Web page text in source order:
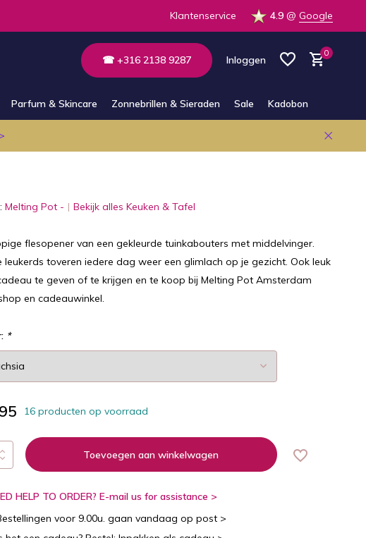
Klantenservice 4.9 @ Google
☎ +316 2138 9287 Inloggen
0
Parfum & Skincare Zonnebrillen & Sieraden Sale Kadobon
Melting Pot - Bekijk alles Keuken & Tafel
flesopener van een gekleurde tuinkabouters met middelvinger.
leukerds toveren iedere dag weer een glimlach op je gezicht. Ook leuk
te geven of te krijgen en te koop bij Melting Pot Amsterdam
en cadeauwinkel.
*
16 producten op voorraad
Toevoegen aan winkelwagen
HELP TO ORDER? E-mail us for assistance >
voor 9.00u. gaan vandaag op post >